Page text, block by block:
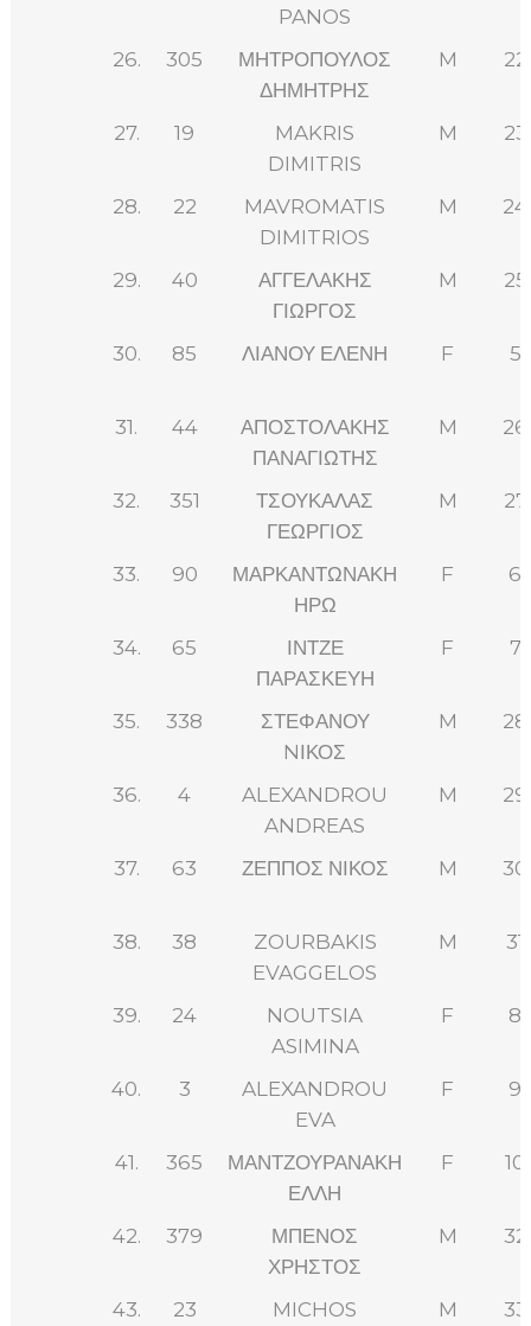
PANOS
26.
305
ΜΗΤΡΟΠΟΥΛΟΣ
ΔΗΜΗΤΡΗΣ
M 22
27. 19
MAKRIS
DIMITRIS
M 23
28. 22
MAVROMATIS
DIMITRIOS
M 24
29. 40
ΑΓΓΕΛΑΚΗΣ
ΓΙΩΡΓΟΣ
M 25
30. 85 ΛΙΑΝΟΥ ΕΛΕΝΗ F 5
31. 44
ΑΠΟΣΤΟΛΑΚΗΣ
ΠΑΝΑΓΙΩΤΗΣ
M 26
32. 351
ΤΣΟΥΚΑΛΑΣ
ΓΕΩΡΓΙΟΣ
M 27
33. 90
ΜΑΡΚΑΝΤΩΝΑΚΗ
ΗΡΩ
F 6
34. 65
ΙΝΤΖΕ
ΠΑΡΑΣΚΕΥΗ
F 7
35. 338
ΣΤΕΦΑΝΟΥ
NΙΚΟΣ
M 28
36. 4
ALEXANDROU
ANDREAS
M 29
37. 63 ΖΕΠΠΟΣ ΝΙΚΟΣ M 30
38. 38
ZOURBAKIS
EVAGGELOS
M 31
39. 24
NOUTSIA
ASIMINA
F 8
40. 3
ALEXANDROU
EVA
F 9
41. 365
ΜΑΝΤΖΟΥΡΑΝΑΚΗ
ΕΛΛΗ
F 10
42. 379
ΜΠΕΝΟΣ
ΧΡΗΣΤΟΣ
M 32
43. 23
MICHOS
M 33